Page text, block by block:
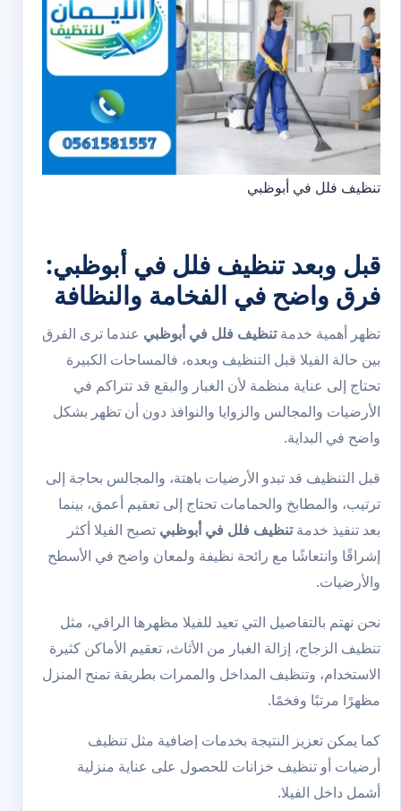
تنظيف فلل في أبوظبي
قبل وبعد تنظيف فلل في أبوظبي:
فرق واضح في الفخامة والنظافة
تظهر أهمية خدمةتنظيف فلل في أبوظبي عندما ترى الفرق
بين حالة الفيلا قبل التنظيف وبعده، فالمساحات الكبيرة
تحتاج إلى عناية منظمة لأن الغبار والبقع قد تتراكم في
الأرضيات والمجالس والزوايا والنوافذ دون أن تظهر بشكل
واضح في البداية.
قبل التنظيف قد تبدو الأرضيات باهتة، والمجالس بحاجة إلى
ترتيب، والمطابخ والحمامات تحتاج إلى تعقيم أعمق، بينما
بعد تنفيذ خدمةتنظيف فلل في أبوظبي تصبح الفيلا أكثر
إشراقًا وانتعاشًا مع رائحة نظيفة ولمعان واضح في الأسطح
والأرضيات.
نحن نهتم بالتفاصيل التي تعيد للفيلا مظهرها الراقي، مثل
تنظيف الزجاج، إزالة الغبار من الأثاث، تعقيم الأماكن كثيرة
الاستخدام، وتنظيف المداخل والممرات بطريقة تمنح المنزل
مظهرًا مرتبًا وفخمًا.
كما يمكن تعزيز النتيجة بخدمات إضافية مثل تنظيف
أرضيات أو تنظيف خزانات للحصول على عناية منزلية
أشمل داخل الفيلا.